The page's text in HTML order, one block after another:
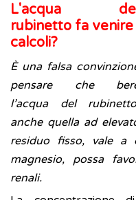
L'acqua
rubinetto fa venire
calcoli?
È una falsa
pensare che
l’acqua del
anche quella ad
residuo fisso, vale
magnesio, possa
renali.